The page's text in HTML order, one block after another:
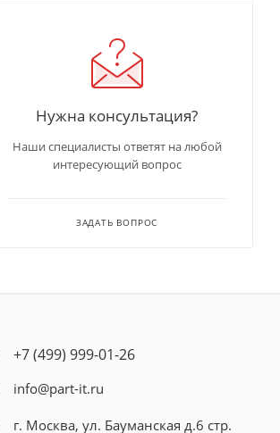
Нужна консультация?
Наши специалисты ответят на любой
интересующий вопрос
ЗАДАТЬ ВОПРОС
+7 (499) 999-01-26
info@part-it.ru
г. Москва, ул. Бауманская д.6 стр.